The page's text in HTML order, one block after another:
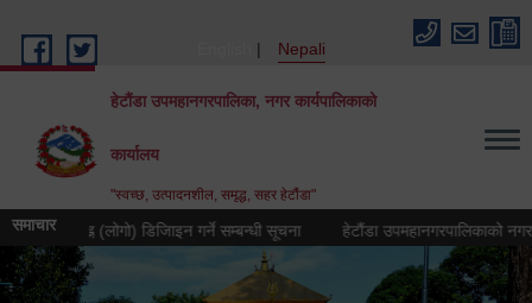
Nepali
हेटौंडा उपमहानगरपालिका, नगर कार्यपालिकाको
कार्यालय
"स्वच्छ, उत्पादनशील, समृद्ध, सहर हेटौंडा"
समाचार
चिह्न (लोगो) डिजिाइन गर्ने सम्बन्धी सूचना हेटौंडा उपमहानगरपालिकाको नगर